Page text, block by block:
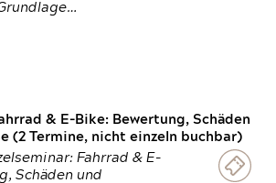
& E-Bike: Bewertung, Schäden
(2 Termine, nicht einzeln buchbar)
Fahrrad & E-
Schäden und